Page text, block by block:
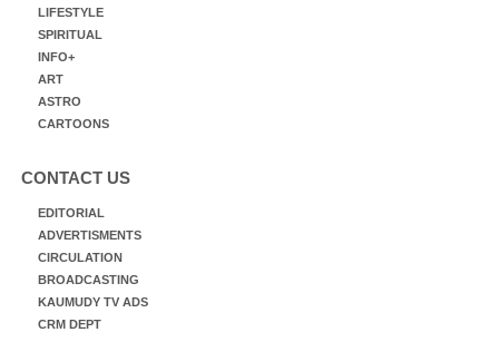
LIFESTYLE
SPIRITUAL
INFO+
ART
ASTRO
CARTOONS
CONTACT US
EDITORIAL
ADVERTISMENTS
CIRCULATION
BROADCASTING
KAUMUDY TV ADS
CRM DEPT